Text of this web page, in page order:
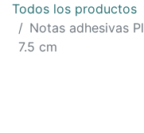
Todos los productos
Notas adhesivas
7.5 cm